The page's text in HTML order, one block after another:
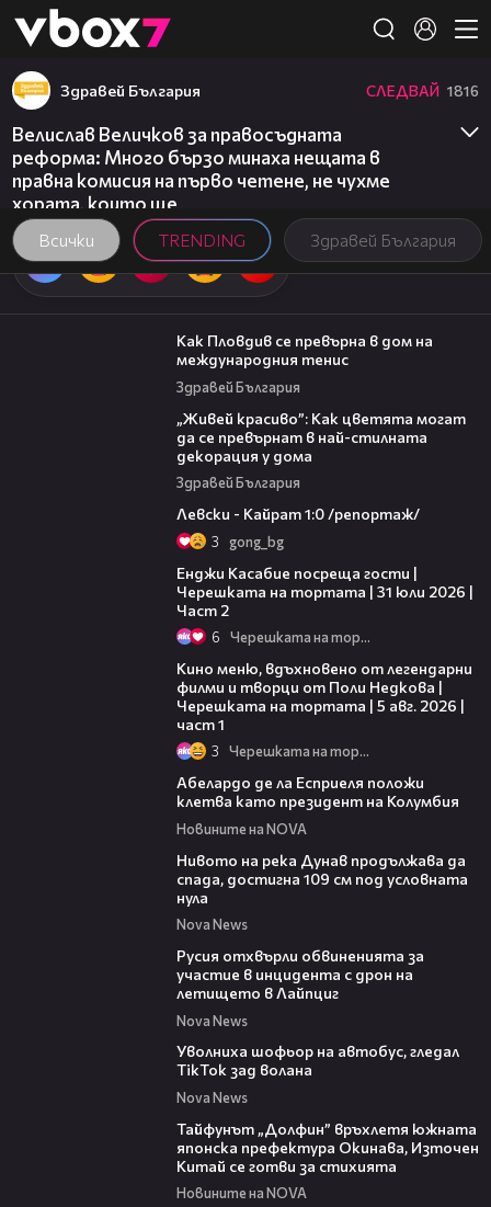
👾
Всички TRENDING Здравей България
Здравей България СЛЕДВАЙ 1816
Велислав Величков за правосъдната
реформа: Много бързо минаха нещата в
правна комисия на първо четене, не чухме
хората, които ще
03:09
Как Пловдив се превърна в дом на
международния тенис
Здравей България
„Живей красиво”: Как цветята могат
да се превърнат в най-стилната
декорация у дома
Здравей България
Левски - Кайрат 1:0 /репортаж/
3 gong_bg
Енджи Касабие посреща гости |
Черешката на тортата | 31 юли 2026 |
Част 2
6 Черешката на тортата
Кино меню, вдъхновено от легендарни
филми и творци от Поли Недкова |
Черешката на тортата | 5 авг. 2026 |
част 1
3 Черешката на тортата
Абелардо де ла Есприеля положи
клетва като президент на Колумбия
Новините на NOVA
Нивото на река Дунав продължава да
спада, достигна 109 см под условната
нула
Nova News
Русия отхвърли обвиненията за
участие в инцидента с дрон на
летището в Лайпциг
Nova News
Уволниха шофьор на автобус, гледал
TikTok зад волана
Nova News
Тайфунът „Долфин” връхлетя южната
японска префектура Окинава, Източен
Китай се готви за стихията
Новините на NOVA